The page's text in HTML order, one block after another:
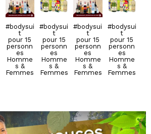
#bodysui
t
pour 15
personn
es
Homme
s &
Femmes
#bodysui
t
pour 15
personn
es
Homme
s &
Femmes
#bodysui
t
pour 15
personn
es
Homme
s &
Femmes
#bodysui
t
pour 15
personn
es
Homme
s &
Femmes
#SylverD
op
pour 15
personn
es
Homme
s &
Femmes
#SylverD
op
pour 15
personn
es
Homme
s &
Femmes
#SylverD
op
pour 15
personn
es
Homme
s &
Femmes
#SylverD
op
pour 15
personn
es
Homme
s &
Femmes